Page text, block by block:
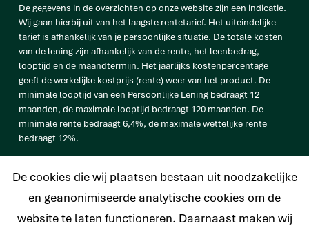
De gegevens in de overzichten op onze website zijn een indicatie.
Wij gaan hierbij uit van het laagste rentetarief. Het uiteindelijke
tarief is afhankelijk van je persoonlijke situatie. De totale kosten
van de lening zijn afhankelijk van de rente, het leenbedrag,
looptijd en de maandtermijn. Het jaarlijks kostenpercentage
geeft de werkelijke kostprijs (rente) weer van het product. De
minimale looptijd van een Persoonlijke Lening bedraagt 12
maanden, de maximale looptijd bedraagt 120 maanden. De
minimale rente bedraagt 6,4%, de maximale wettelijke rente
bedraagt 12%.
bedraagt € 33.638 op basis van een looptijd van 120 maanden met
een maandtermijn van € 280,32 en een rentetarief van 6,4%.
De cookies die wij plaatsen bestaan uit noodzakelijke
en geanonimiseerde analytische cookies om de
website te laten functioneren. Daarnaast maken wij